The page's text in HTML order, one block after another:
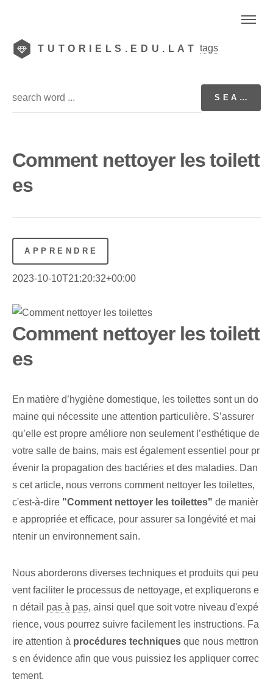
TUTORIELS.EDU.LAT tags
Comment nettoyer les toilett
es
APPRENDRE
2023-10-10T21:20:32+00:00
Comment nettoyer les toilett
es
En matière d’hygiène domestique, les toilettes sont un do
maine qui nécessite une attention particulière. S’assurer
qu’elle est propre améliore non seulement l’esthétique de
votre salle de bains, mais est également essentiel pour pr
évenir la propagation des bactéries et des maladies. Dan
s cet article, nous verrons comment nettoyer les toilettes,
c'est-à-dire "Comment nettoyer les toilettes" de manièr
e appropriée et efficace, pour assurer sa longévité et mai
ntenir un environnement sain.
Nous aborderons diverses techniques et produits qui peu
vent faciliter le processus de nettoyage, et expliquerons e
n détail pas à pas, ainsi quel que soit votre niveau d'expé
rience, vous pourrez suivre facilement les instructions. Fa
ire attention à procédures techniques que nous mettron
s en évidence afin que vous puissiez les appliquer correc
tement.